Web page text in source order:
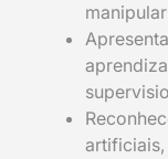
artificiais,